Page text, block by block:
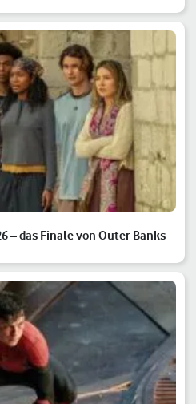
– das Finale von Outer Banks